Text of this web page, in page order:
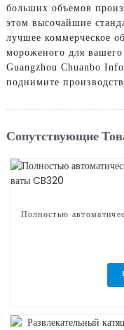
больших объемов
этом высочайшие
лучшее коммерческое
мороженого для
Guangzhou Chuanbo
поднимите
Сопутствующие
Полностью